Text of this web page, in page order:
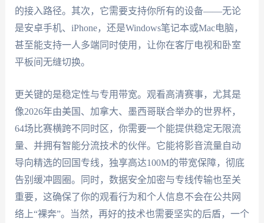
的接入路径。其次，它需要支持你所有的设备——无论
是安卓手机、iPhone，还是Windows笔记本或Mac电脑，
甚至能支持一人多端同时使用，让你在客厅电视和卧室
平板间无缝切换。
更关键的是稳定性与专用带宽。观看高清赛事，尤其是
像2026年由美国、加拿大、墨西哥联合举办的世界杯，
64场比赛横跨不同时区，你需要一个能提供稳定无限流
量、并拥有智能分流技术的伙伴。它能将影音流量自动
导向精选的回国专线，独享高达100M的带宽保障，彻底
告别缓冲圆圈。同时，数据安全加密与专线传输也至关
重要，这确保了你的观看行为和个人信息不会在公共网
络上“裸奔”。当然，再好的技术也需要坚实的后盾，一个